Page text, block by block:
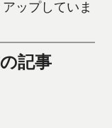
ップしていま
記事